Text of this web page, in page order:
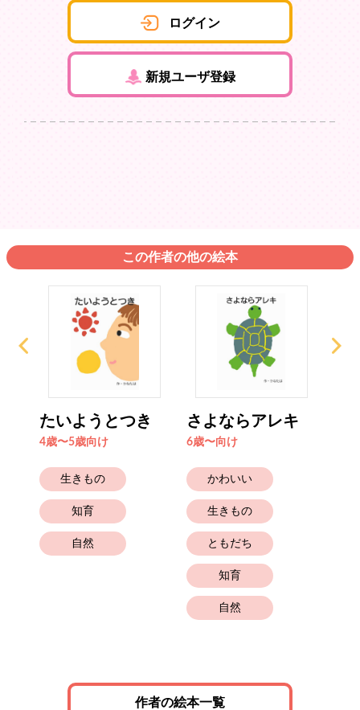
ログイン
新規ユーザ登録
この作者の他の絵本
たいようとつき
4歳〜5歳向け
生きもの
知育
自然
さよならアレキ
6歳〜向け
かわいい
生きもの
ともだち
知育
自然
作者の絵本一覧